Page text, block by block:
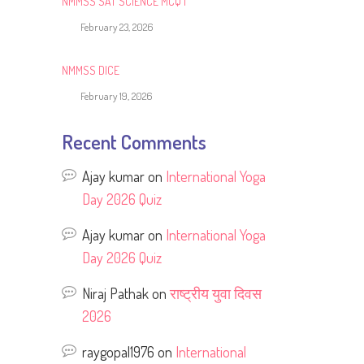
February 23, 2026
NMMSS DICE
February 19, 2026
Recent Comments
Ajay kumaron International Yoga
Day 2026 Quiz
Ajay kumaron International Yoga
Day 2026 Quiz
Niraj Pathakonराष्ट्रीय युवा दिवस
2026
raygopal1976 on International